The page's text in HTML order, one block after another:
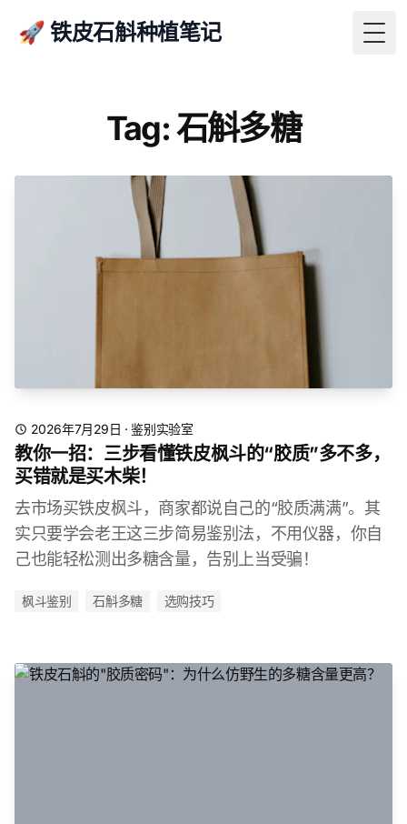
🚀 铁皮石斛种植笔记
Tag: 石斛多糖
2026年7月29日 ·鉴别实验室
教你一招：三步看懂铁皮枫斗的“胶质”多不多，
买错就是买木柴！
去市场买铁皮枫斗，商家都说自己的“胶质满满”。其
实只要学会老王这三步简易鉴别法，不用仪器，你自
己也能轻松测出多糖含量，告别上当受骗！
枫斗鉴别 石斛多糖 选购技巧